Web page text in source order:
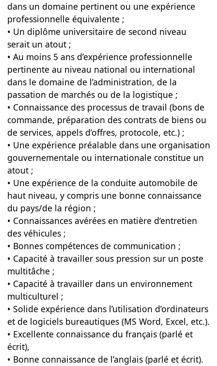
dans un domaine pertinent ou une expérience
professionnelle équivalente ;
• Un diplôme universitaire de second niveau
serait un atout ;
• Au moins 5 ans d’expérience professionnelle
pertinente au niveau national ou international
dans le domaine de l’administration, de la
passation de marchés ou de la logistique ;
• Connaissance des processus de travail (bons de
commande, préparation des contrats de biens ou
de services, appels d’offres, protocole, etc.) ;
• Une expérience préalable dans une organisation
gouvernementale ou internationale constitue un
atout ;
• Une expérience de la conduite automobile de
haut niveau, y compris une bonne connaissance
du pays/de la région ;
• Connaissances avérées en matière d‘entretien
des véhicules ;
• Bonnes compétences de communication ;
• Capacité à travailler sous pression sur un poste
multitâche ;
• Capacité à travailler dans un environnement
multiculturel ;
• Solide expérience dans l’utilisation d’ordinateurs
et de logiciels bureautiques (MS Word, Excel, etc.).
• Excellente connaissance du français (parlé et
écrit),
• Bonne connaissance de l’anglais (parlé et écrit).